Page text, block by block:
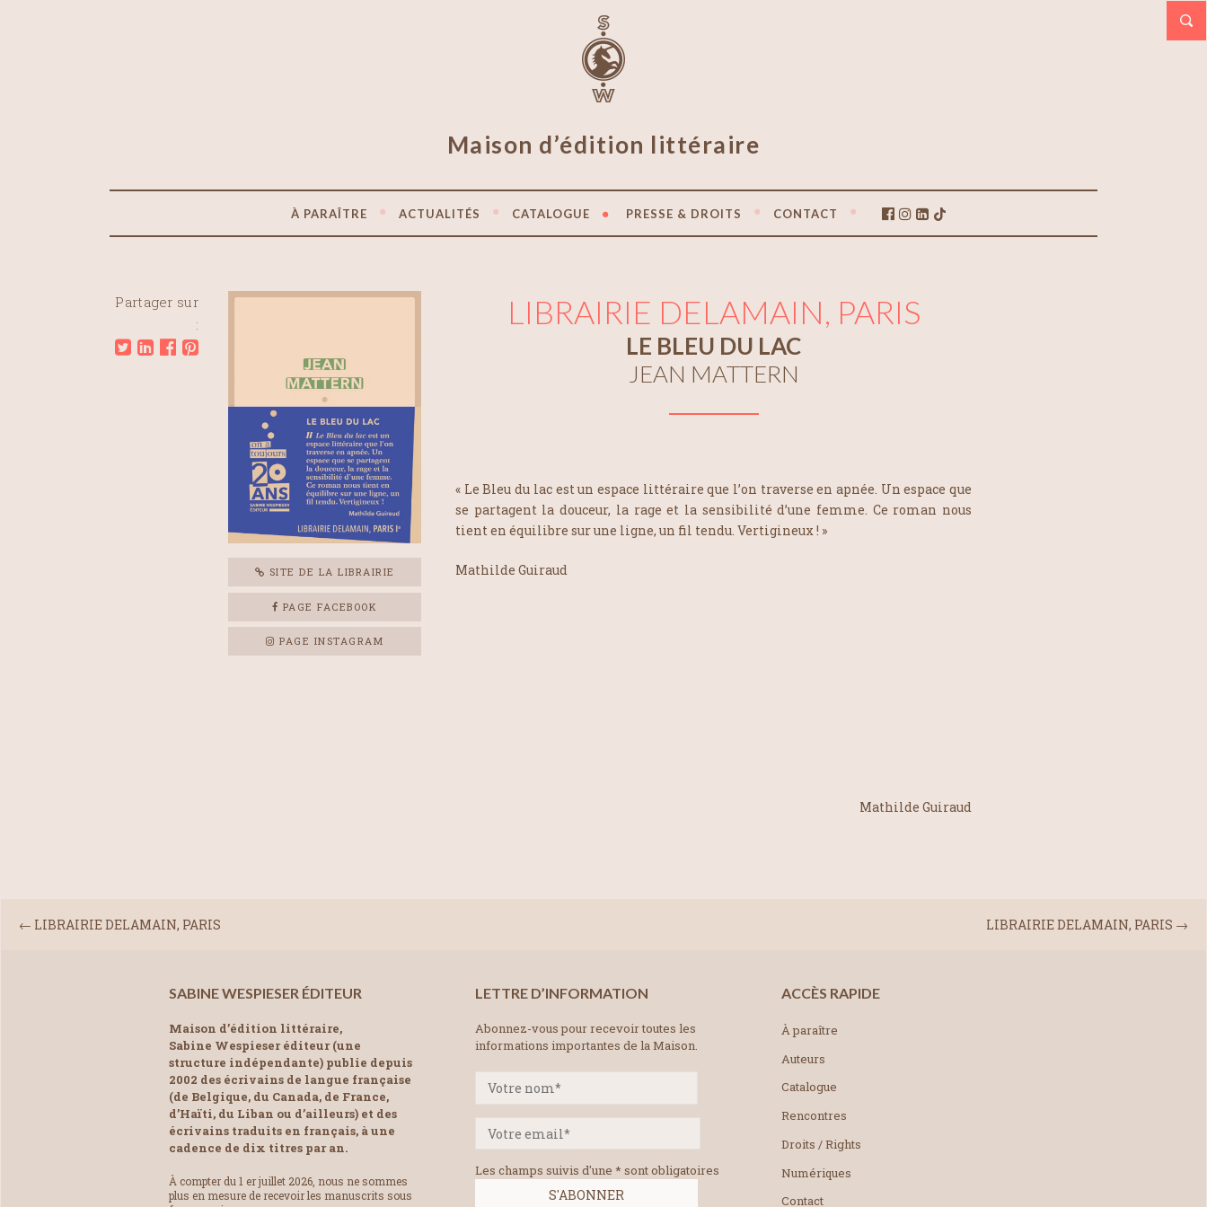
Maison d’édition littéraire
À PARAÎTRE ACTUALITÉS CATALOGUE PRESSE & DROITS CONTACT
Partager sur
:
SITE DE LA LIBRAIRIE
PAGE FACEBOOK
PAGE INSTAGRAM
LIBRAIRIE DELAMAIN, PARIS
LE BLEU DU LAC
JEAN MATTERN
« Le Bleu du lacest un espace littéraire que l’on traverse en apnée. Un espace que
se partagent la douceur, la rage et la sensibilité d’une femme. Ce roman nous
tient en équilibre sur une ligne, un fil tendu. Vertigineux ! »
Mathilde Guiraud
Mathilde Guiraud
LIBRAIRIE DELAMAIN, PARIS →
← LIBRAIRIE DELAMAIN, PARIS
SABINE WESPIESER ÉDITEUR
Maison d’édition littéraire,
Sabine Wespieser éditeur (une
structure indépendante) publie depuis
2002 des écrivains de langue française
(de Belgique, du Canada, de France,
d’Haïti, du Liban ou d’ailleurs) et des
écrivains traduits en français, à une
cadence de dix titres par an.
À compter du 1 er juillet 2026, nous ne sommes
plus en mesure de recevoir les manuscrits sous
LETTRE D’INFORMATION
Abonnez-vous pour recevoir toutes les
informations importantes de la Maison.
Les champs suivis d'une * sont obligatoires
ACCÈS RAPIDE
À paraître
Auteurs
Catalogue
Rencontres
Droits / Rights
Numériques
Contact